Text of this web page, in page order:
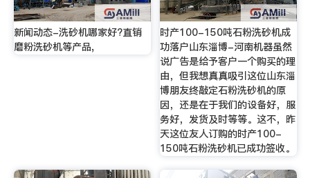
新闻动态-洗砂机哪家好?直销
磨粉洗砂机等产品,
时产100-150吨石粉洗砂机成
功落户山东淄博-河南机器虽然
说广告是给予客户一个购买的理
由，但我想真真吸引这位山东淄
博朋友终敲定石粉洗砂机的原
因，还是在于我们的设备好，服
务好，发货及时等等。这不，昨
天这位友人订购的时产100-
150吨石粉洗砂机已成功签收。